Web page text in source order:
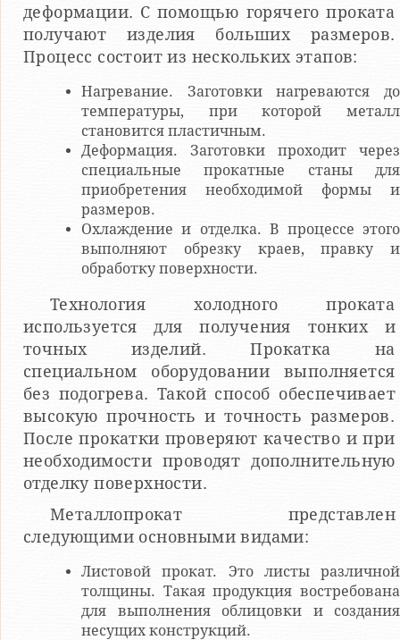
деформации. С помощью горячего проката
получают изделия больших размеров.
Процесс состоит из нескольких этапов:
Нагревание. Заготовки нагреваются до
температуры, при которой металл
становится пластичным.
Деформация. Заготовки проходит через
специальные прокатные станы для
приобретения необходимой формы и
размеров.
Охлаждение и отделка. В процессе этого
выполняют обрезку краев, правку и
обработку поверхности.
Технология холодного проката
используется для получения тонких и
точных изделий. Прокатка на
специальном оборудовании выполняется
без подогрева. Такой способ обеспечивает
высокую прочность и точность размеров.
После прокатки проверяют качество и при
необходимости проводят дополнительную
отделку поверхности.
Металлопрокат представлен
следующими основными видами:
Листовой прокат. Это листы различной
толщины. Такая продукция востребована
для выполнения облицовки и создания
несущих конструкций.